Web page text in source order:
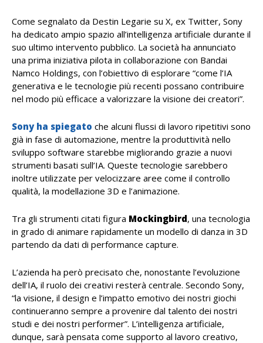
Come segnalato da Destin Legarie su X, ex Twitter, Sony
ha dedicato ampio spazio all’intelligenza artificiale durante il
suo ultimo intervento pubblico. La società ha annunciato
una prima iniziativa pilota in collaborazione con Bandai
Namco Holdings, con l’obiettivo di esplorare “come l’IA
generativa e le tecnologie più recenti possano contribuire
nel modo più efficace a valorizzare la visione dei creatori”.
Sony ha spiegato che alcuni flussi di lavoro ripetitivi sono
già in fase di automazione, mentre la produttività nello
sviluppo software starebbe migliorando grazie a nuovi
strumenti basati sull’IA. Queste tecnologie sarebbero
inoltre utilizzate per velocizzare aree come il controllo
qualità, la modellazione 3D e l’animazione.
Tra gli strumenti citati figura Mockingbird, una tecnologia
in grado di animare rapidamente un modello di danza in 3D
partendo da dati di performance capture.
L’azienda ha però precisato che, nonostante l’evoluzione
dell’IA, il ruolo dei creativi resterà centrale. Secondo Sony,
“la visione, il design e l’impatto emotivo dei nostri giochi
continueranno sempre a provenire dal talento dei nostri
studi e dei nostri performer”. L’intelligenza artificiale,
dunque, sarà pensata come supporto al lavoro creativo,